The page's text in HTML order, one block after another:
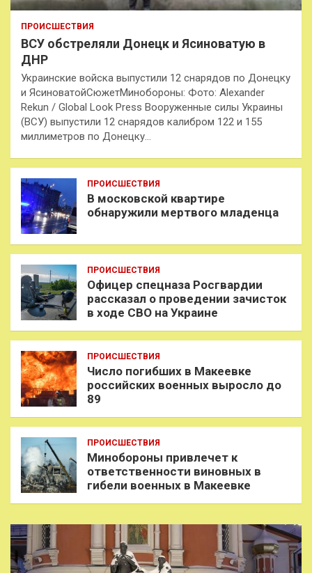
ПРОИСШЕСТВИЯ
ВСУ обстреляли Донецк и Ясиноватую в
ДНР
Украинские войска выпустили 12 снарядов по Донецку
и ЯсиноватойСюжетМинобороны: Фото: Alexander
Rekun / Global Look Press Вооруженные силы Украины
(ВСУ) выпустили 12 снарядов калибром 122 и 155
миллиметров по Донецку…
ПРОИСШЕСТВИЯ
В московской квартире
обнаружили мертвого младенца
ПРОИСШЕСТВИЯ
Офицер спецназа Росгвардии
рассказал о проведении зачисток
в ходе СВО на Украине
ПРОИСШЕСТВИЯ
Число погибших в Макеевке
российских военных выросло до
89
ПРОИСШЕСТВИЯ
Минобороны привлечет к
ответственности виновных в
гибели военных в Макеевке